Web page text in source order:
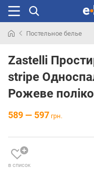
раньше
Постельное белье
Zastelli
stripe
Рожеве
589 — 597 грн.
в список